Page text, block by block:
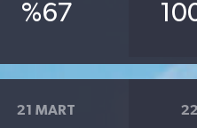
%67
21 MART